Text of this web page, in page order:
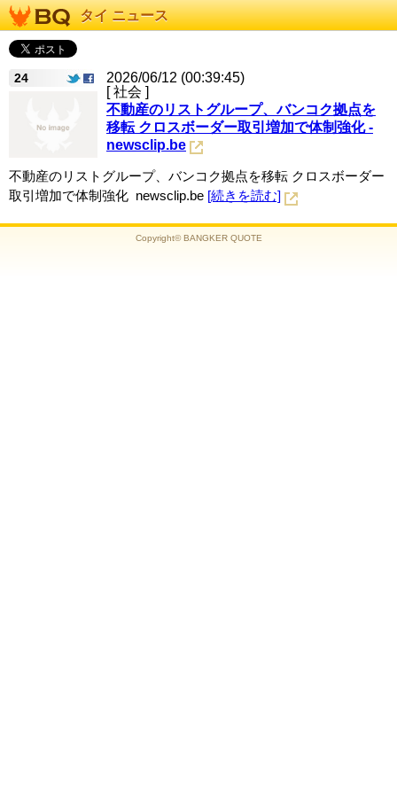
タイ ニュース
24
2026/06/12 (00:39:45)
[ 社会 ]
不動産のリストグループ、バンコク拠点を
移転 クロスボーダー取引増加で体制強化 -
newsclip.be
不動産のリストグループ、バンコク拠点を移転 クロスボーダー
取引増加で体制強化 newsclip.be [続きを読む]
Copyright© BANGKER QUOTE